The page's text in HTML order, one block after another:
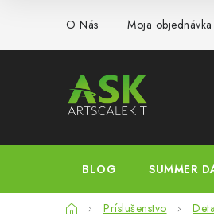
obsah
O Nás Moja objednávka
BLOG SUMMER
DomovPríslušenstvo